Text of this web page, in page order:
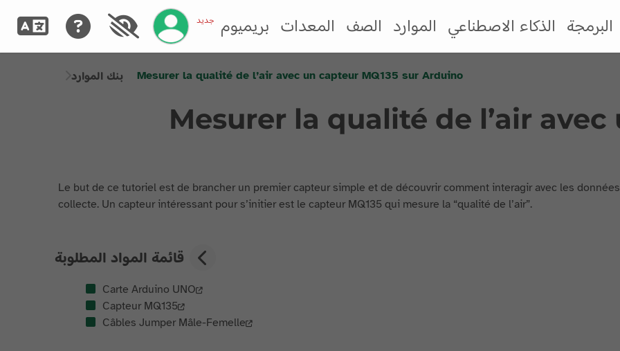
البرمجة الذكاء الاصطناعي الموارد الصف المعدات بريميوم جديد إدارة حسابك
بنك الموارد Mesurer la qualité de l’air avec un capteur MQ135 sur Arduino
Mesurer la qualité de l’air avec
Le but de ce tutoriel est de brancher un premier capteur simple et de découvrir comment interagir avec les
collecte. Un capteur intéressant pour s’initier est le capteur MQ135 qui mesure la “qualité de l’air”.
قائمة المواد المطلوبة
Carte Arduino UNO
Capteur MQ135
Câbles Jumper Mâle-Femelle